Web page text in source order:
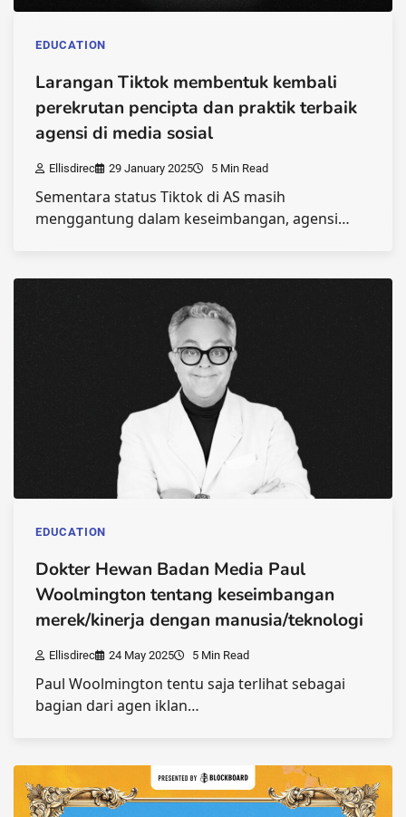
EDUCATION
Larangan Tiktok membentuk kembali
perekrutan pencipta dan praktik terbaik
agensi di media sosial
Ellisdirec 29 January 2025 5 Min Read
Sementara status Tiktok di AS masih
menggantung dalam keseimbangan, agensi…
EDUCATION
Dokter Hewan Badan Media Paul
Woolmington tentang keseimbangan
merek/kinerja dengan manusia/teknologi
Ellisdirec 24 May 2025 5 Min Read
Paul Woolmington tentu saja terlihat sebagai
bagian dari agen iklan…